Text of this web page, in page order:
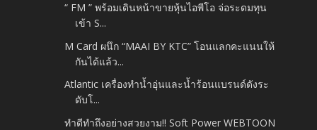
“ FM ” พร้อมเดินหน้าขายหุ้นไอพีโอ จ่อระดมทุน
เข้า S...
M Card ผนึก “MAAI BY KTC” โอนแลกคะแนนให้
กันได้แล้ว...
Atlantic เครื่องทำน้ำอุ่นและน้ำร้อนแบรนด์ดังระ
ดับโ...
ทำดีทำถึงอย่างสวยงาม!! Soft Power WEBTOON